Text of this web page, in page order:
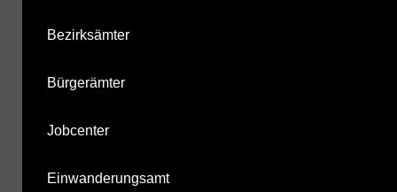
Bezirksämter
Bürgerämter
Jobcenter
Einwanderungsamt